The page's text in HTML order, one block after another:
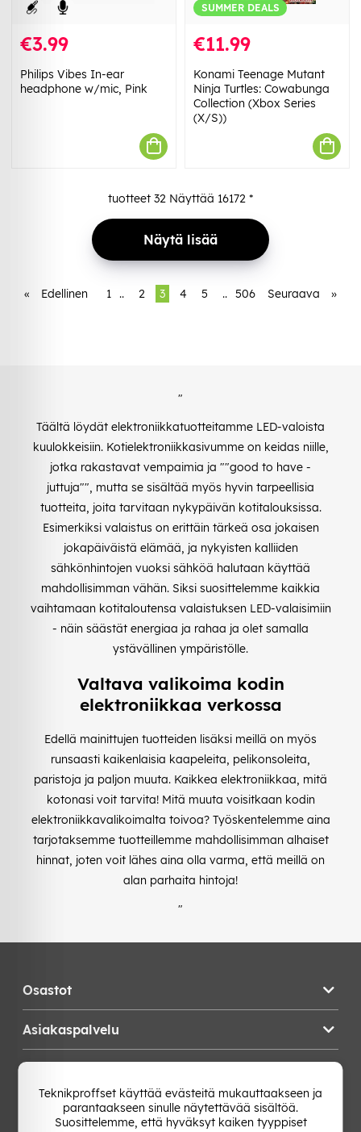
€3.99
Philips Vibes In-ear
headphone w/mic, Pink
SUMMER DEALS
€11.99
Konami Teenage Mutant
Ninja Turtles: Cowabunga
Collection (Xbox Series
(X/S))
tuotteet 32 Näyttää 16172 *
Näytä lisää
« Edellinen 1 .. 2 3 4 5 .. 506 Seuraava »
"
Täältä löydät elektroniikkatuotteitamme LED-valoista
kuulokkeisiin. Kotielektroniikkasivumme on keidas niille,
jotka rakastavat vempaimia ja ""good to have -
juttuja"", mutta se sisältää myös hyvin tarpeellisia
tuotteita, joita tarvitaan nykypäivän kotitalouksissa.
Esimerkiksi valaistus on erittäin tärkeä osa jokaisen
jokapäiväistä elämää, ja nykyisten kalliiden
sähkönhintojen vuoksi sähköä halutaan käyttää
mahdollisimman vähän. Siksi suosittelemme kaikkia
vaihtamaan kotitaloutensa valaistuksen LED-valaisimiin
- näin säästät energiaa ja rahaa ja olet samalla
ystävällinen ympäristölle.
Valtava valikoima kodin
elektroniikkaa verkossa
Edellä mainittujen tuotteiden lisäksi meillä on myös
runsaasti kaikenlaisia kaapeleita, pelikonsoleita,
paristoja ja paljon muuta. Kaikkea elektroniikkaa, mitä
kotonasi voit tarvita! Mitä muuta voisitkaan kodin
elektroniikkavalikoimalta toivoa? Työskentelemme aina
tarjotaksemme tuotteillemme mahdollisimman alhaiset
hinnat, joten voit lähes aina olla varma, että meillä on
alan parhaita hintoja!
"
Osastot
Asiakaspalvelu
Vaihda Maa
Teknikproffset käyttää evästeitä mukauttaakseen ja
parantaakseen sinulle näytettävää sisältöä.
Suosittelemme, että hyväksyt kaiken tyyppiset